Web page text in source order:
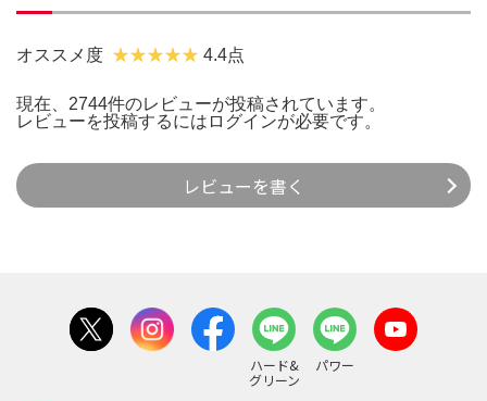
オススメ度 4.4点
現在、2744件のレビューが投稿されています。
レビューを投稿するには ログインが必要です。
レビューを書く
ハード&
グリーン
パワー